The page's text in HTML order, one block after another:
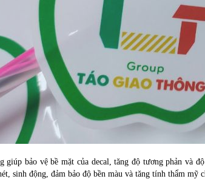
giúp bảo vệ bề mặt của decal, tăng độ tương phản và
sinh động, đảm bảo độ bền màu và tăng tính thẩm mỹ